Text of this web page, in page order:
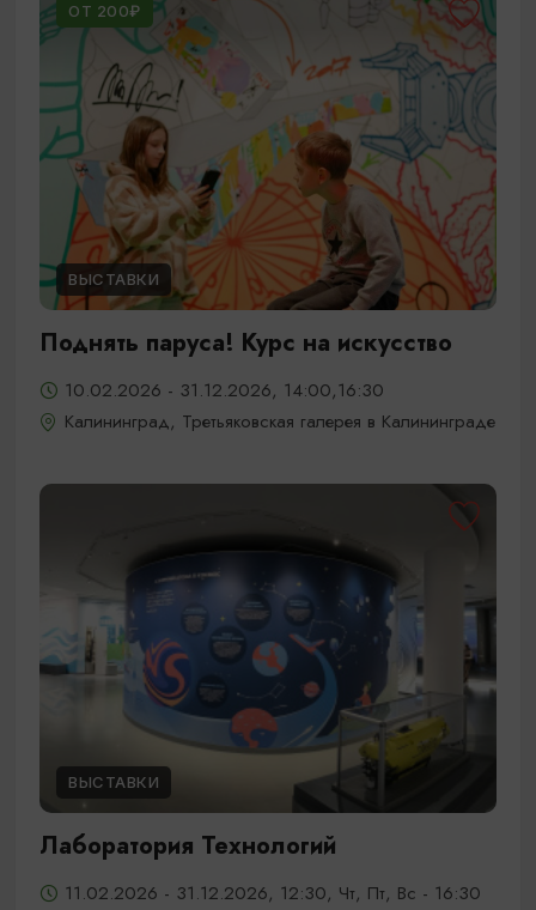
ОТ 200₽
ВЫСТАВКИ
Поднять паруса! Курс на искусство
10.02.2026 - 31.12.2026, 14:00,16:30
Калининград, Третьяковская галерея в Калининграде
ВЫСТАВКИ
Лаборатория Технологий
11.02.2026 - 31.12.2026, 12:30, Чт, Пт, Вс - 16:30